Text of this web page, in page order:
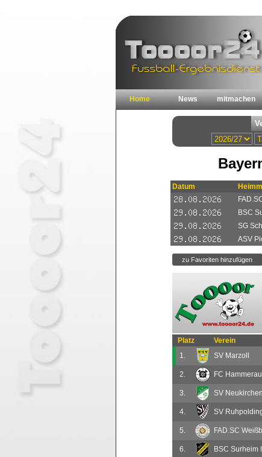
Home News mitmachen
Datum
BSC
SG
ASV
Platz Verein
1.
SV Marzoll
2. FC Hammerau
3. SV
4. SV Ruhpolding
5. FAD.SC
6. BSC Surheim II